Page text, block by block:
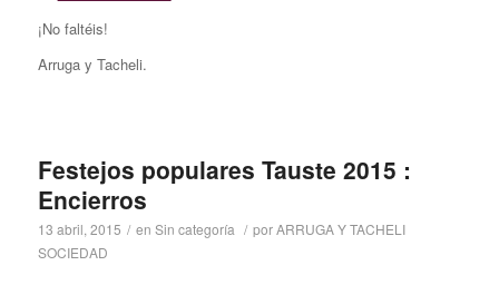
¡No faltéis!
Arruga y Tacheli.
Festejos populares Tauste 2015 :
Encierros
13 abril, 2015 / en Sin categoría / porARRUGA Y TACHELI
SOCIEDAD